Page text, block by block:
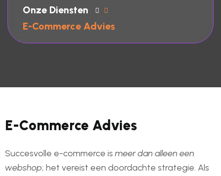
Onze Diensten
E-Commerce Advies
E-Commerce Advies
Succesvolle e-commerce is meer dan alleen een
webshop; het vereist een doordachte strategie. Als